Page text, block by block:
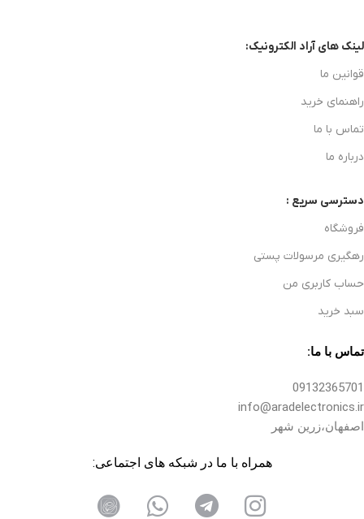
لینک های آراد الکترونیک:
قوانین ما
راهنمای خرید
تماس با ما
درباره ما
دسترسی سریع :
فروشگاه
رهگیری مرسولات پستی
حساب کاربری من
سبد خرید
تماس با ما:
09132365701
info@aradelectronics.ir
اصفهان،زرین شهر
همراه با ما در شبکه های اجتماعی: